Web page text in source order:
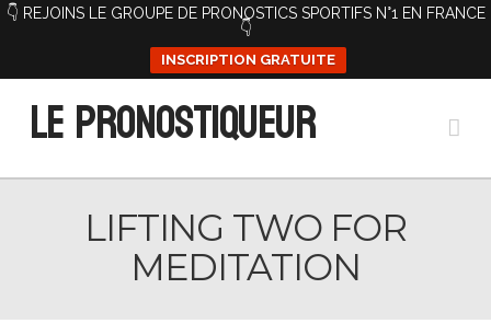
👇 REJOINS LE GROUPE DE PRONOSTICS SPORTIFS N°1 EN FRANCE
👇
INSCRIPTION GRATUITE
Le Pronostiqueur
LIFTING TWO FOR
MEDITATION